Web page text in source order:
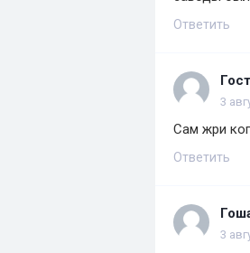
Ответить
3
Сам жри
Ответить
3